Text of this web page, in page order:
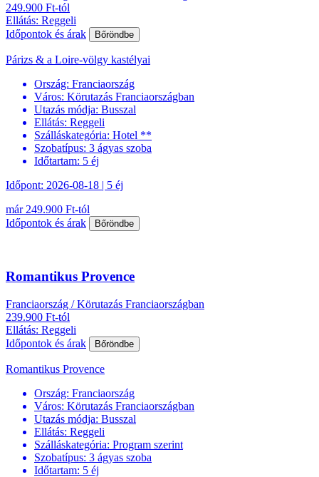
249.900 Ft-tól
Ellátás: Reggeli
Időpontok és árak
Bőröndbe
Párizs & a Loire-völgy kastélyai
Ország: Franciaország
Város: Körutazás Franciaországban
Utazás módja: Busszal
Ellátás: Reggeli
Szálláskategória: Hotel **
Szobatípus: 3 ágyas szoba
Időtartam: 5 éj
Időpont: 2026-08-18 | 5 éj
már 249.900 Ft-tól
Időpontok és árak
Bőröndbe
Romantikus Provence
Franciaország / Körutazás Franciaországban
239.900 Ft-tól
Ellátás: Reggeli
Időpontok és árak
Bőröndbe
Romantikus Provence
Ország: Franciaország
Város: Körutazás Franciaországban
Utazás módja: Busszal
Ellátás: Reggeli
Szálláskategória: Program szerint
Szobatípus: 3 ágyas szoba
Időtartam: 5 éj